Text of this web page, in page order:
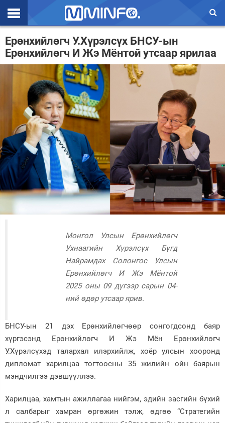
Эхлэл
Цаг агаар
Валют ханш
Эдийн засаг
Үзэл бодол
Спорт
Нийгэм
Дэлхий
Ерөнхийлөгч У.Хүрэлсүх БНСУ-ын
Ерөнхийлөгч И Жэ Мёнтой утсаар ярилаа
Монгол Улсын Ерөнхийлөгч
Ухнаагийн Хүрэлсүх Бүгд
Найрамдах Солонгос Улсын
Ерөнхийлөгч И Жэ Мёнтой
2025 оны 09 дүгээр сарын 04-
ний өдөр утсаар ярив.
БНСУ-ын 21 дэх Ерөнхийлөгчөөр сонгогдсонд баяр
хүргэсэнд Ерөнхийлөгч И Жэ Мён Ерөнхийлөгч
У.Хүрэлсүхэд талархал илэрхийлж, хоёр улсын хооронд
дипломат харилцаа тогтоосны 35 жилийн ойн баярын
мэндчилгээ дэвшүүллээ.
Харилцаа, хамтын ажиллагаа нийгэм, эдийн засгийн бүхий
л салбарыг хамран өргөжин тэлж, өдгөө “Стратегийн